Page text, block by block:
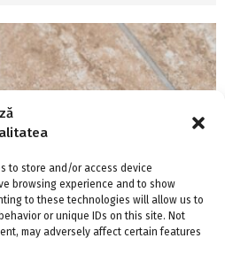
to store and/or access device
browsing experience and to show
to these technologies will allow us to
or unique IDs on this site. Not
may adversely affect certain features